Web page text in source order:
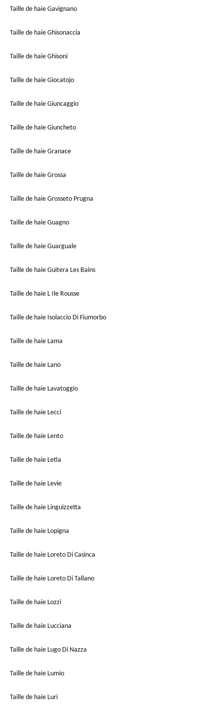
Taille de haie Gavignano
Taille de haie Ghisonaccia
Taille de haie Ghisoni
Taille de haie Giocatojo
Taille de haie Giuncaggio
Taille de haie Giuncheto
Taille de haie Granace
Taille de haie Grossa
Taille de haie Grosseto Prugna
Taille de haie Guagno
Taille de haie Guarguale
Taille de haie Guitera Les Bains
Taille de haie L Ile Rousse
Taille de haie Isolaccio Di Fiumorbo
Taille de haie Lama
Taille de haie Lano
Taille de haie Lavatoggio
Taille de haie Lecci
Taille de haie Lento
Taille de haie Letia
Taille de haie Levie
Taille de haie Linguizzetta
Taille de haie Lopigna
Taille de haie Loreto Di Casinca
Taille de haie Loreto Di Tallano
Taille de haie Lozzi
Taille de haie Lucciana
Taille de haie Lugo Di Nazza
Taille de haie Lumio
Taille de haie Luri